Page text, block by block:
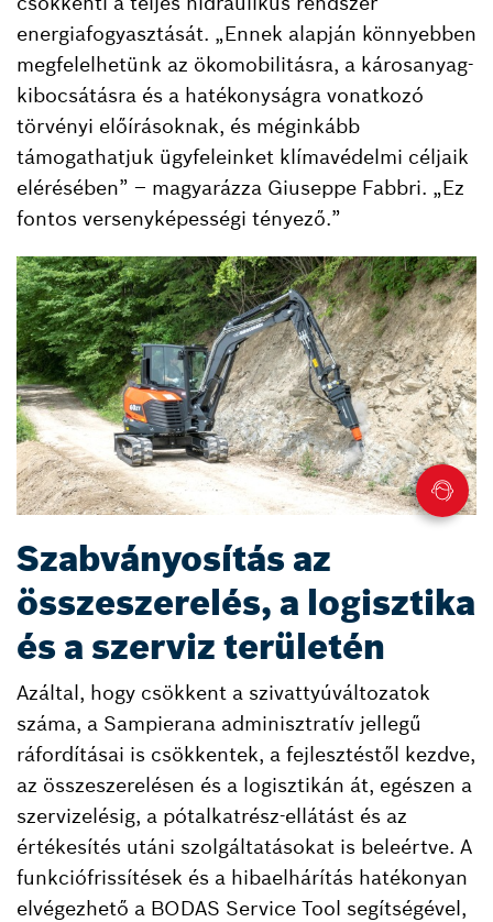
energiafogyasztását. „Ennek alapján könnyebben
megfelelhetünk az ökomobilitásra, a károsanyag-
kibocsátásra és a hatékonyságra vonatkozó
törvényi előírásoknak, és méginkább
támogathatjuk ügyfeleinket klímavédelmi céljaik
elérésében” – magyarázza Giuseppe Fabbri. „Ez
fontos versenyképességi tényező.”
Szabványosítás az
összeszerelés, a logisztika
és a szerviz területén
Azáltal, hogy csökkent a szivattyúváltozatok
száma, a Sampierana adminisztratív jellegű
ráfordításai is csökkentek, a fejlesztéstől kezdve,
az összeszerelésen és a logisztikán át, egészen a
szervizelésig, a pótalkatrész-ellátást és az
értékesítés utáni szolgáltatásokat is beleértve. A
funkciófrissítések és a hibaelhárítás hatékonyan
elvégezhető a BODAS Service Tool segítségével,